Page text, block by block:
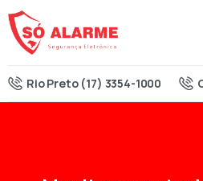
Rio Preto (17) 3354-1000